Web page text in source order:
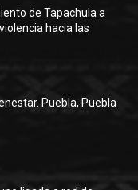
de Tapachula a
hacia las
Puebla, Puebla